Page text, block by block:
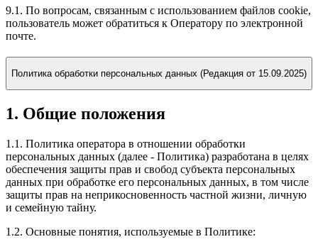
9.1. По вопросам, связанным с использованием файлов cookie,
пользователь может обратиться к Оператору по электронной
почте.
Политика обработки персональных данных (Редакция от 15.09.2025)
1. Общие положения
1.1. Политика оператора в отношении обработки
персональных данных (далее - Политика) разработана в целях
обеспечения защиты прав и свобод субъекта персональных
данных при обработке его персональных данных, в том числе
защиты прав на неприкосновенность частной жизни, личную
и семейную тайну.
1.2. Основные понятия, используемые в Политике: